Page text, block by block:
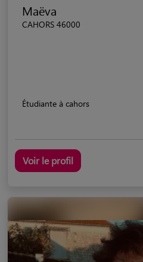
Maëva
CAHORS 46000
Étudiante à cahors
Voir le profil